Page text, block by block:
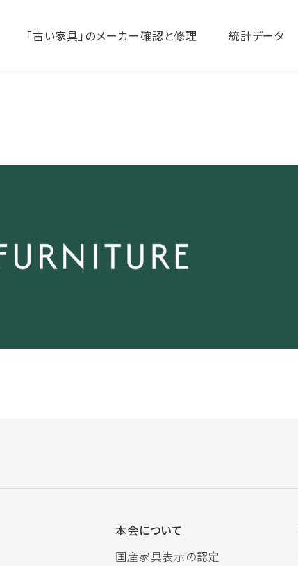
「古い家具」のメーカー確認と修理 統計データ
本会について
国産家具表示の認定